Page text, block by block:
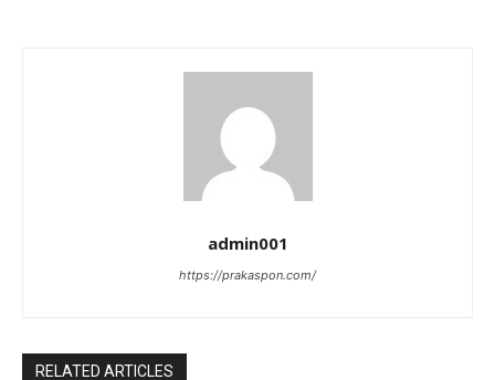
admin001
https://prakaspon.com/
RELATED ARTICLES